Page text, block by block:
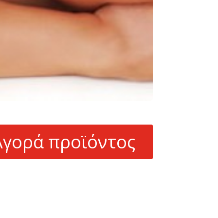
προϊόντος